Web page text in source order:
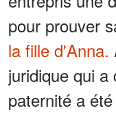
pour prouver
la fille d'Anna.
juridique qui
paternité a